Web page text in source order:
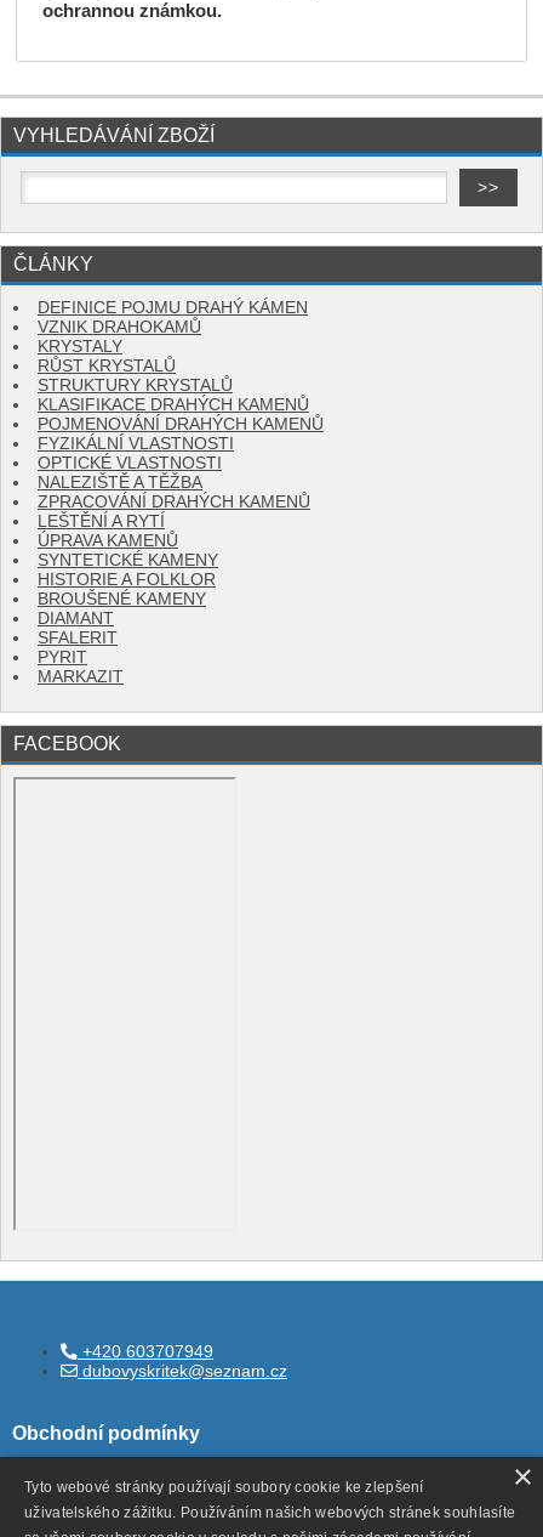
ochrannou známkou.
VYHLEDÁVÁNÍ ZBOŽÍ
ČLÁNKY
DEFINICE POJMU DRAHÝ KÁMEN
VZNIK DRAHOKAMŮ
KRYSTALY
RŮST KRYSTALŮ
STRUKTURY KRYSTALŮ
KLASIFIKACE DRAHÝCH KAMENŮ
POJMENOVÁNÍ DRAHÝCH KAMENŮ
FYZIKÁLNÍ VLASTNOSTI
OPTICKÉ VLASTNOSTI
NALEZIŠTĚ A TĚŽBA
ZPRACOVÁNÍ DRAHÝCH KAMENŮ
LEŠTĚNÍ A RYTÍ
ÚPRAVA KAMENŮ
SYNTETICKÉ KAMENY
HISTORIE A FOLKLOR
BROUŠENÉ KAMENY
DIAMANT
SFALERIT
PYRIT
MARKAZIT
FACEBOOK
+420 603707949
dubovyskritek@seznam.cz
Obchodní podmínky
Všeobecné obchodní podmínky
×
Tyto webové stránky používají soubory cookie ke zlepšení
uživatelského zážitku. Používáním našich webových stránek souhlasíte